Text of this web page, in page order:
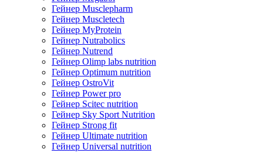
Гейнер Musclepharm
Гейнер Muscletech
Гейнер MyProtein
Гейнер Nutrabolics
Гейнер Nutrend
Гейнер Olimp labs nutrition
Гейнер Optimum nutrition
Гейнер OstroVit
Гейнер Power pro
Гейнер Scitec nutrition
Гейнер Sky Sport Nutrition
Гейнер Strong fit
Гейнер Ultimate nutrition
Гейнер Universal nutrition